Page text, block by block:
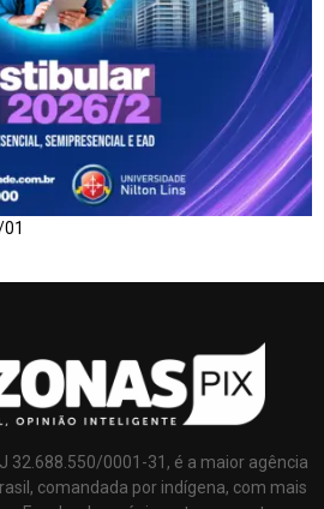
32.688.550/0001-31, é a maior agência
comandada por indígena, com mais